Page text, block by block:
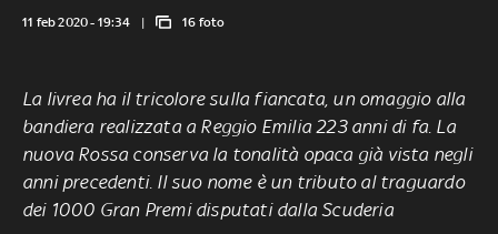
11 feb 2020 - 19:34 16 foto
La livrea ha il tricolore sulla fiancata, un omaggio alla
bandiera realizzata a Reggio Emilia 223 anni di fa. La
nuova Rossa conserva la tonalità opaca già vista negli
anni precedenti. Il suo nome è un tributo al traguardo
dei 1000 Gran Premi disputati dalla Scuderia